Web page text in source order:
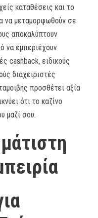
καταθέσεις και το
να μεταμορφωθούν σε
αποκαλύπτουν
να εμπεριέχουν
cashback, ειδικούς
διαχειριστές
προσθέτει αξία
ότι το καζίνο
μαζί σου.